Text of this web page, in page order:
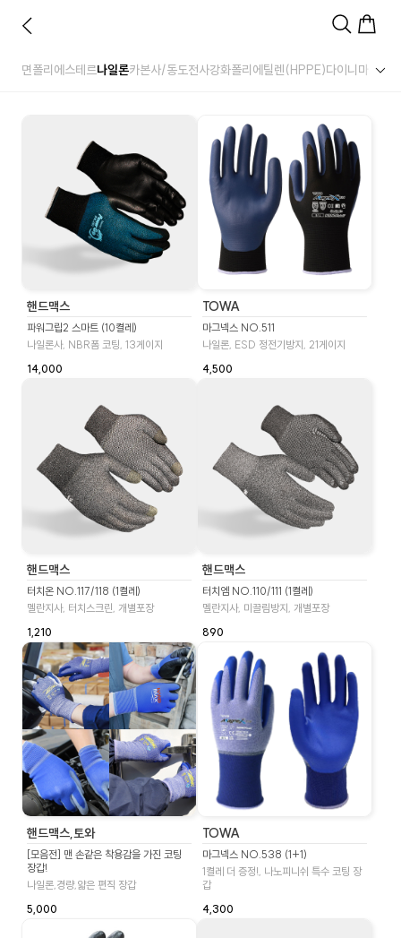
면폴리에스테르나일론카본사/동도전사강화폴리에틸렌(HPPE)다이니마 스틸사
핸드맥스
파워그립2 스마트 (10켤레)
나일론사, NBR폼 코팅, 13게이지
14,000
TOWA
마그넥스 NO.511
나일론, ESD 정전기방지, 21게이지
4,500
핸드맥스
터치온 NO.117/118 (1켤레)
멜란지사, 터치스크린, 개별포장
1,210
핸드맥스
터치엠 NO.110/111 (1켤레)
멜란지사, 미끌림방지, 개별포장
890
핸드맥스,토와
[모음전] 맨 손같은 착용감을 가진 코팅
장갑!
나일론,경량,얇은 편직 장갑
5,000
TOWA
마그넥스 NO.538 (1+1)
1켤레 더 증정!, 나노피니쉬 특수 코팅 장
갑
4,300